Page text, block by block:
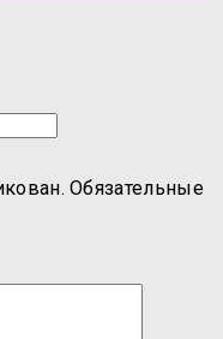
Обязательные